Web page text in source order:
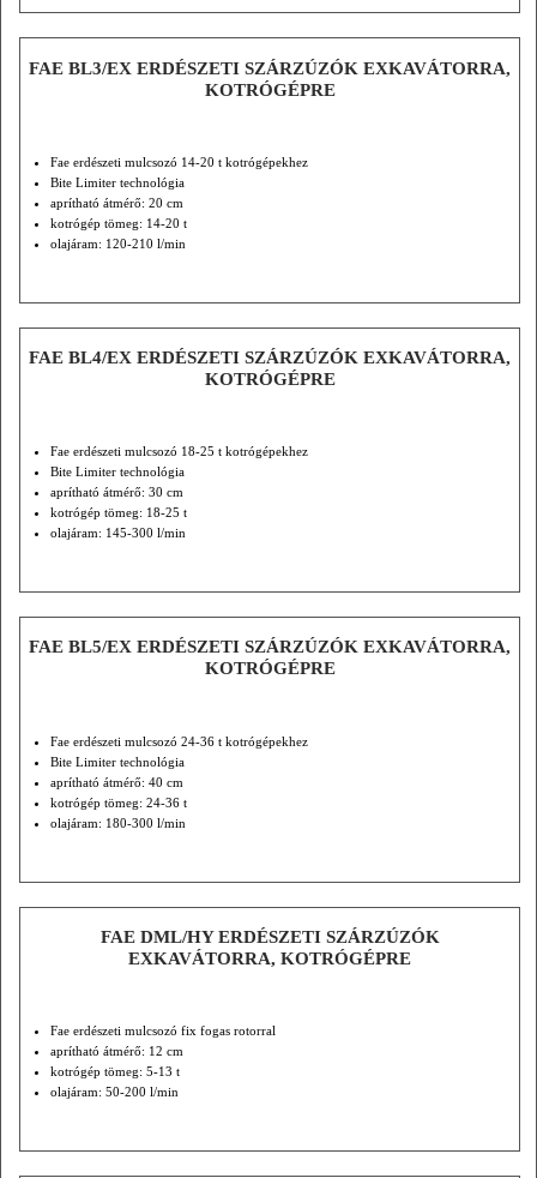
FAE BL3/EX ERDÉSZETI SZÁRZÚZÓK EXKAVÁTORRA,
KOTRÓGÉPRE
Fae erdészeti mulcsozó 14-20 t kotrógépekhez
Bite Limiter technológia
aprítható átmérő: 20 cm
kotrógép tömeg: 14-20 t
olajáram: 120-210 l/min
FAE BL4/EX ERDÉSZETI SZÁRZÚZÓK EXKAVÁTORRA,
KOTRÓGÉPRE
Fae erdészeti mulcsozó 18-25 t kotrógépekhez
Bite Limiter technológia
aprítható átmérő: 30 cm
kotrógép tömeg: 18-25 t
olajáram: 145-300 l/min
FAE BL5/EX ERDÉSZETI SZÁRZÚZÓK EXKAVÁTORRA,
KOTRÓGÉPRE
Fae erdészeti mulcsozó 24-36 t kotrógépekhez
Bite Limiter technológia
aprítható átmérő: 40 cm
kotrógép tömeg: 24-36 t
olajáram: 180-300 l/min
FAE DML/HY ERDÉSZETI SZÁRZÚZÓK
EXKAVÁTORRA, KOTRÓGÉPRE
Fae erdészeti mulcsozó fix fogas rotorral
aprítható átmérő: 12 cm
kotrógép tömeg: 5-13 t
olajáram: 50-200 l/min